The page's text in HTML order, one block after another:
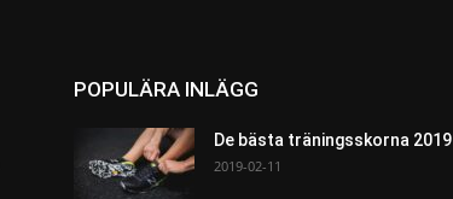
POPULÄRA INLÄGG
De bästa träningsskorna 2019
2019-02-11